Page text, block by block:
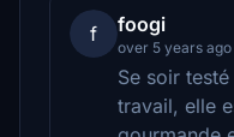
f foogi
over 5 years ago
Se soir
travail, elle